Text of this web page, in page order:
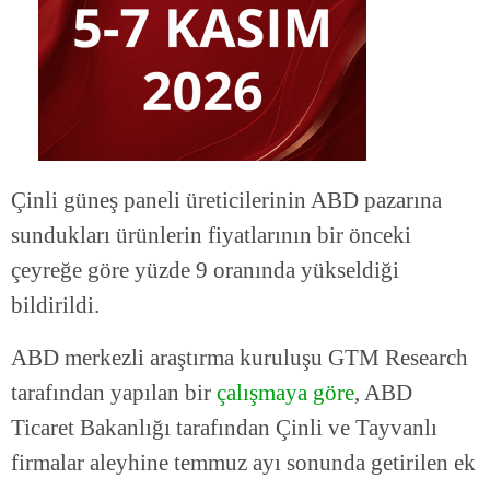
Çinli güneş paneli üreticilerinin ABD pazarına
sundukları ürünlerin fiyatlarının bir önceki
çeyreğe göre yüzde 9 oranında yükseldiği
bildirildi.
ABD merkezli araştırma kuruluşu GTM Research
tarafından yapılan bir çalışmaya göre, ABD
Ticaret Bakanlığı tarafından Çinli ve Tayvanlı
firmalar aleyhine temmuz ayı sonunda getirilen ek